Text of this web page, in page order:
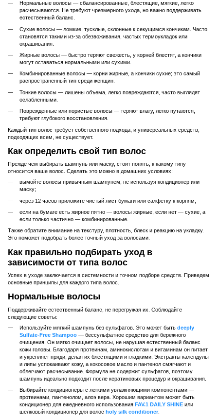
Нормальные волосы — сбалансированные, блестящие, мягкие, легко
расчесываются. Не требуют чрезмерного ухода, но важно поддерживать
естественный баланс.
Сухие волосы — ломкие, тусклые, склонные к секущимся кончикам. Часто
становятся такими из-за обезвоживания, частых термоукладок или
окрашивания.
Жирные волосы — быстро теряют свежесть, у корней блестят, а кончики
могут оставаться нормальными или сухими.
Комбинированные волосы — корни жирные, а кончики сухие; это самый
распространенный тип среди женщин.
Тонкие волосы — лишены объема, легко повреждаются, часто выглядят
ослабленными.
Поврежденные или пористые волосы — теряют влагу, легко путаются,
требуют глубокого восстановления.
Каждый тип волос требует собственного подхода, и универсальных средств,
подходящих всем, не существует.
Как определить свой тип волос
Прежде чем выбирать шампунь или маску, стоит понять, к какому типу
относится ваше волос. Сделать это можно в домашних условиях:
вымойте волосы привычным шампунем, не используя кондиционер или
маску;
через 12 часов приложите чистый лист бумаги или салфетку к корням;
если на бумаге есть жирное пятно — волосы жирные, если нет — сухие, а
если только частично — комбинированные.
Также обратите внимание на текстуру, плотность, блеск и реакцию на укладку.
Это поможет подобрать более точный уход за волосами.
Как правильно подбирать уход в
зависимости от типа волос
Успех в уходе заключается в системности и точном подборе средств. Приведем
основные принципы для каждого типа волос.
Нормальные волосы
Поддерживайте естественный баланс, не перегружая их. Соблюдайте
следующие советы:
Используйте мягкий шампунь без сульфатов. Это может быть deeply
Sulfate-Free Shampoo — бессульфатное средство для бережного
очищения. Он мягко очищает волосы, не нарушая естественный баланс
кожи головы. Благодаря протеинам, аминокислотам и витаминам он питает
и укрепляет пряди, делая их блестящими и гладкими. Экстракты календулы
и липы успокаивают кожу, а кокосовое масло и пантенол смягчают и
облегчают расчесывание. Формула не содержит сульфатов, поэтому
шампунь идеально подходит после кератиновых процедур и окрашивания.
Выбирайте кондиционеры с легкими увлажняющими компонентами —
протеинами, пантенолом, алоэ вера. Хорошим вариантом может быть
кондиционер для ежедневного использования FAV.1 DAILY SHINE или
шелковый кондиционер для волос holy silk conditioner